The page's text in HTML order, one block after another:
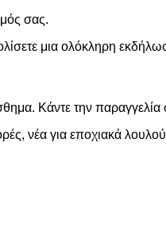
σας.
μια ολόκληρη
Κάντε την
νέα για εποχιακά